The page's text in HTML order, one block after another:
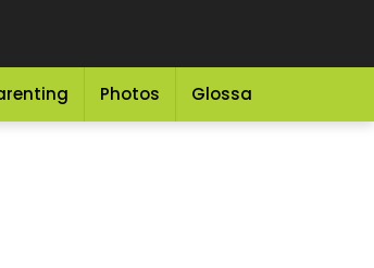
Photos Glossary